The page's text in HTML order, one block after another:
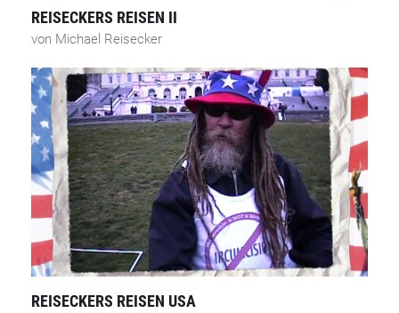
REISECKERS REISEN II
von Michael Reisecker
REISECKERS REISEN USA